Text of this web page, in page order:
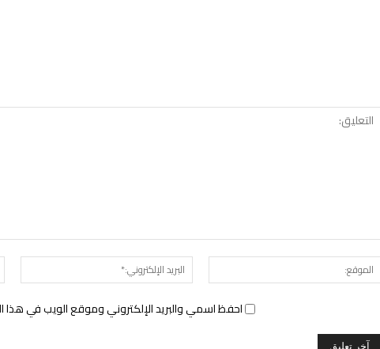
البريد
الموقع:
احفظ اسمي والبريد الإلكتروني وموقع الويب في هذا